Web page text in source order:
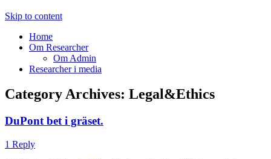
Skip to content
Home
Om Researcher
Om Admin
Researcher i media
Category Archives: Legal&Ethics
DuPont bet i gräset.
1 Reply